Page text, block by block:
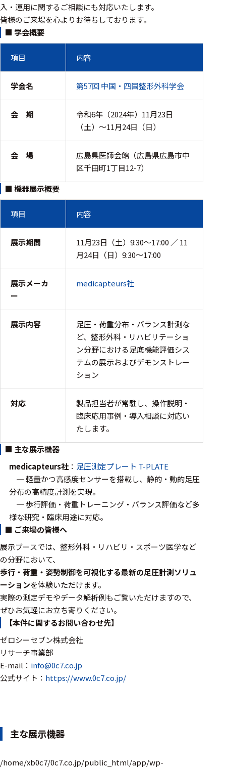
システム・周辺
構成
デバイス
基幹シス
テム
レシーバ
アダプタ
コネクタ
ケーブル
リード線
センサ・信号処
理関連
センサ
モジュー
ル
アンプ
フィルタ
ソフトウ
ェア
測定・計測関連
機器
握力計
ゴニオメ
ータ
アイトラ
ッキング
プローブ
デューサ
入・運用に関するご相談にも対応いたします。
皆様のご来場を心よりお待ちしております。
■ 学会概要
項目 内容
学会名 第57回 中国・四国整形外科学会
会 期
令和6年（2024年）11月23日
（土）～11月24日（日）
会 場
広島県医師会館（広島県広島市中
区千田町1丁目12-7）
■ 機器展示概要
項目 内容
展示期間
11月23日（土）9:30～17:00 ／ 11
月24日（日）9:30～17:00
展示メーカ
ー
medicapteurs社
展示内容
足圧・荷重分布・バランス計測な
ど、整形外科・リハビリテーショ
ン分野における足底機能評価シス
テムの展示およびデモンストレー
ション
対応
製品担当者が常駐し、操作説明・
臨床応用事例・導入相談に対応い
たします。
■ 主な展示機器
medicapteurs社 ： 足圧測定プレート T-PLATE
─ 軽量かつ高感度センサーを搭載し、静的・動的足圧
分布の高精度計測を実現。
─ 歩行評価・荷重トレーニング・バランス評価など多
様な研究・臨床用途に対応。
■ ご来場の皆様へ
展示ブースでは、整形外科・リハビリ・スポーツ医学など
の分野において、
歩行・荷重・姿勢制御を可視化する最新の足圧計測ソリュ
ーションを体験いただけます。
実際の測定デモやデータ解析例もご覧いただけますので、
ぜひお気軽にお立ち寄りください。
【本件に関するお問い合わせ先】
ゼロシーセブン株式会社
リサーチ事業部
E-mail： info@0c7.co.jp
公式サイト： https://www.0c7.co.jp/
主な展示機器
/home/xb0c7/0c7.co.jp/public_html/app/wp-